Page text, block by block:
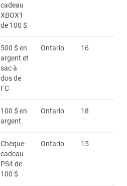
cadeau
XBOX1
de 100 $
500 $ en
argent et
sac à
dos de
FC
Ontario 16
100 $ en
argent
Ontario 18
Chèque-
cadeau
PS4 de
100 $
Ontario 15